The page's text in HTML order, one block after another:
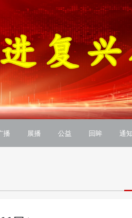
播 展播 公益 回眸 通